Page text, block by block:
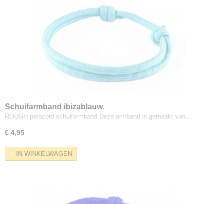
Schuifarmband ibizablauw.
ROUGH paracord schuifarmband.Deze armband is gemaakt van…
€ 4,95
IN WINKELWAGEN